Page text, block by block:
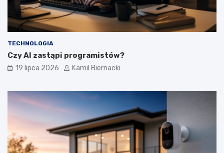
TECHNOLOGIA
Czy AI zastąpi programistów?
19 lipca 2026 Kamil Biernacki